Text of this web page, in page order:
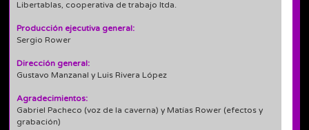
Libertablas, cooperativa de trabajo ltda.
Producción ejecutiva general:
Sergio Rower
Dirección general:
Gustavo Manzanal y Luis Rivera López
Agradecimientos:
Gabriel Pacheco (voz de la caverna) y Matías Rower (efectos y
grabación)